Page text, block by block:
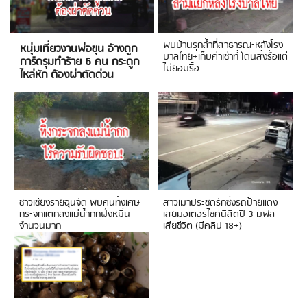
หนุ่มเที่ยวงานพ่อขุน อ้างถูก
การ์ดรุมทำร้าย 6 คน กระดูก
ไหล่หัก ต้องผ่าตัดด่วน
พบบ้านรุกล้ำที่สาธารณะหลังโรง
บาลไทย+เก็บค่าเช่าที่ โดนสั่งรื้อแต่
ไม่ยอมรื้อ
ชาวเชียงรายฉุนจัด พบคนทิ้งเศษ
กระจกแตกลงแม่น้ำกกฝั่งหมิ่น
จำนวนมาก
สาวเมาประชดรักซิ่งรถป้ายแดง
เสยมอเตอร์ไซค์นิสิตปี 3 มฟล
เสียชีวิต (มีคลิป 18+)